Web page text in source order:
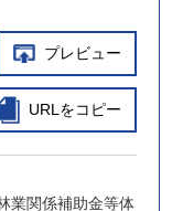
プレビュー
URLをコピー
関係補助金等体